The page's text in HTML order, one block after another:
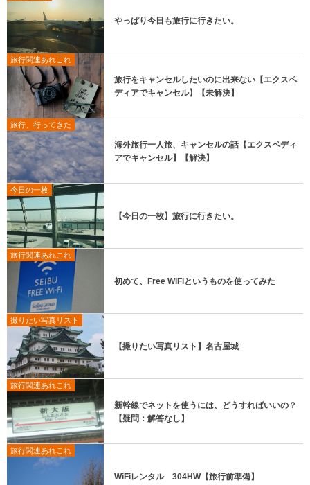
やっぱり今日も旅行に行きたい。
旅行関連あれこれ
旅行をキャンセルしたいのに出来ない【エクスペ
ディアでキャンセル】【未解決】
旅行、行ってきた
海外旅行一人旅、キャンセルの話【エクスペディ
アでキャンセル】【解決】
今日の一枚
【今日の一枚】旅行に行きたい。
旅行関連あれこれ
初めて、Free WiFiというものを使ってみた
撮りたい写真リスト
【撮りたい写真リスト】名古屋城
旅行関連あれこれ
新幹線でネットを使うには、どうすればいいの？
【疑問：解答なし】
旅行関連あれこれ
WiFiレンタル 304HW【旅行前準備】